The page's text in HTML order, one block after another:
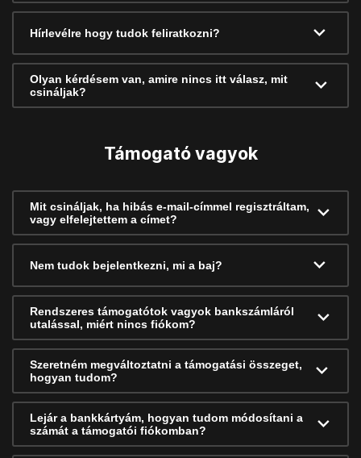
Hírlevélre hogy tudok feliratkozni?
Olyan kérdésem van, amire nincs itt válasz, mit
csináljak?
Támogató vagyok
Mit csináljak, ha hibás e-mail-címmel regisztráltam,
vagy elfelejtettem a címet?
Nem tudok bejelentkezni, mi a baj?
Rendszeres támogatótok vagyok bankszámláról
utalással, miért nincs fiókom?
Szeretném megváltoztatni a támogatási összeget,
hogyan tudom?
Lejár a bankkártyám, hogyan tudom módosítani a
számát a támogatói fiókomban?